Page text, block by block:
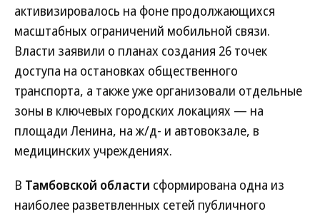
активизировалось на фоне продолжающихся
масштабных ограничений мобильной связи.
Власти заявили о планах создания 26 точек
доступа на остановках общественного
транспорта, а также уже организовали отдельные
зоны в ключевых городских локациях — на
площади Ленина, на ж/д- и автовокзале, в
медицинских учреждениях.
В Тамбовской области сформирована одна из
наиболее разветвленных сетей публичного